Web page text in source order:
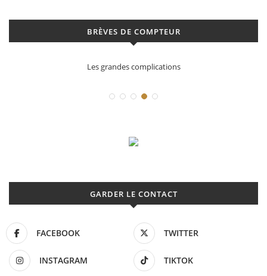
BRÈVES DE COMPTEUR
Les grandes complications
GARDER LE CONTACT
FACEBOOK TWITTER
INSTAGRAM TIKTOK